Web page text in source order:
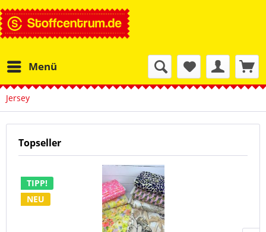
Menü
Jersey
Topseller
TIPP!
NEU